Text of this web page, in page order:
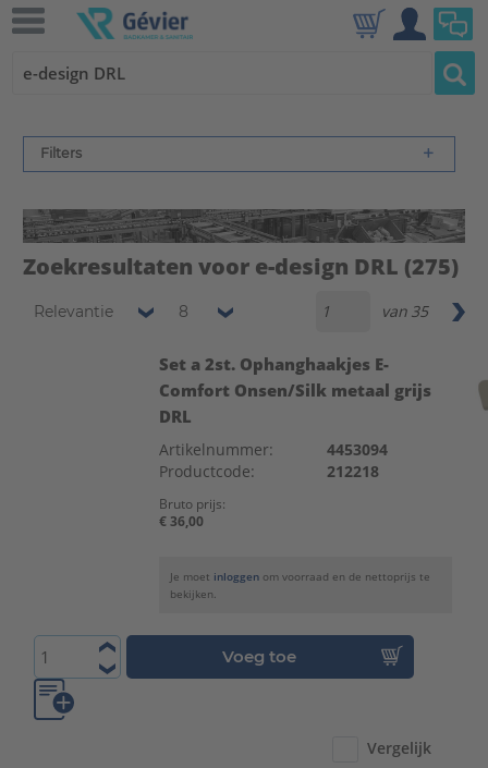
Filters
Zoekresultaten voor e-design DRL (275)
Relevantie 8 van 35
Set a 2st. Ophanghaakjes E-
Comfort Onsen/Silk metaal grijs
DRL
Artikelnummer:
4453094
Productcode:
212218
Bruto prijs:
€ 36,00
Je moet inloggen om voorraad en de nettoprijs te
bekijken.
Voeg toe
Vergelijk